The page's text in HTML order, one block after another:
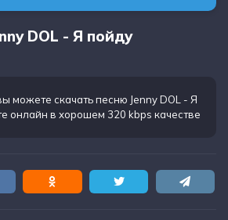
DOL - Я пойду
можете скачать песню Jenny DOL - Я
онлайн в хорошем 320 kbps качестве